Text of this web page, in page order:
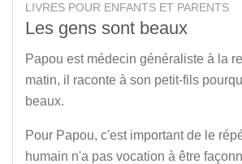
LIVRES POUR ENFANTS ET PARENTS
Les gens sont beaux
Papou est médecin généraliste à la
matin, il raconte à son petit-fils
beaux.
Pour Papou, c'est important de le
humain n'a pas vocation à être